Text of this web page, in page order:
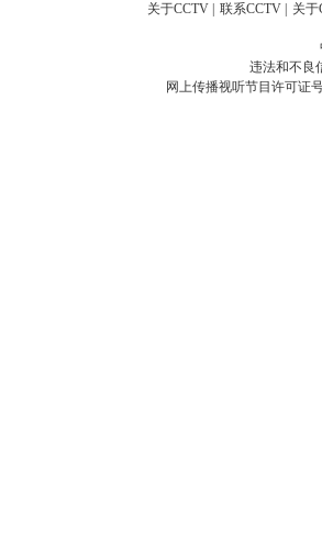
关于CCTV 联系CCTV 关
违法和不良
网上传播视听节目许可证